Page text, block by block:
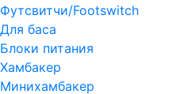
Футсвитчи/Footswitch
Для баса
Блоки питания
Хамбакер
Минихамбакер